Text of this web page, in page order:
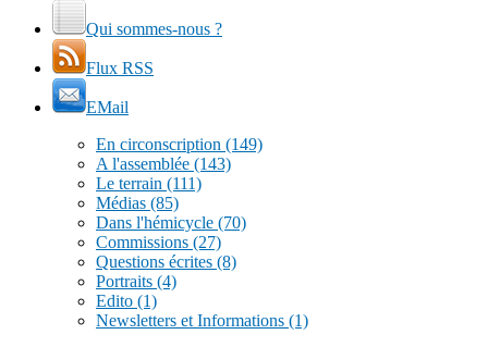
Qui sommes-nous ?
Flux RSS
EMail
En circonscription (149)
A l'assemblée (143)
Le terrain (111)
Médias (85)
Dans l'hémicycle (70)
Commissions (27)
Questions écrites (8)
Portraits (4)
Edito (1)
Newsletters et Informations (1)